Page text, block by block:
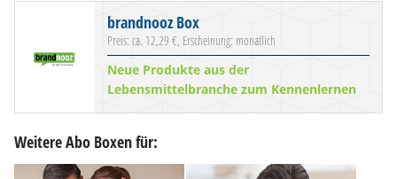
brandnooz Box
Preis: ca. 12,29 €, Erscheinung: monatlich
Neue Produkte aus der
Lebensmittelbranche zum Kennenlernen
Weitere Abo Boxen für: